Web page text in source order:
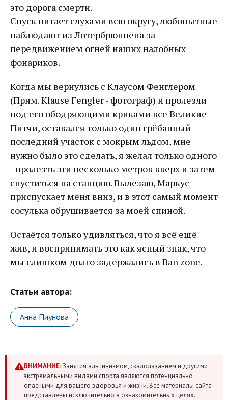
это дорога смерти.
Спуск питает слухами всю округу, любопытные
наблюдают из Лотербрюннена за
передвижением огней наших налобных
фонариков.
Когда мы вернулись с Клаусом Фенглером
(Прим. Klause Fengler - фотограф) и пролезли
под его ободряющими криками все Великие
Питчи, оставался только один грёбанный
последний участок с мокрым льдом, мне
нужно было это сделать, я желал только одного
- пролезть эти несколько метров вверх и затем
спуститься на станцию. Вылезаю, Маркус
приспускает меня вниз, и в этот самый момент
сосулька обрушивается за моей спиной.
Остаётся только удивляться, что я всё ещё
жив, и воспринимать это как ясный знак, что
мы слишком долго задержались в Ban zone.
Статьи автора:
Анна Пиунова
ВНИМАНИЕ:Занятия альпинизмом, скалолазанием и другими
экстремальными видами спорта являются потенциально
опасными для вашего здоровья и жизни. Все материалы сайта
представлены исключительно в ознакомительных целях.